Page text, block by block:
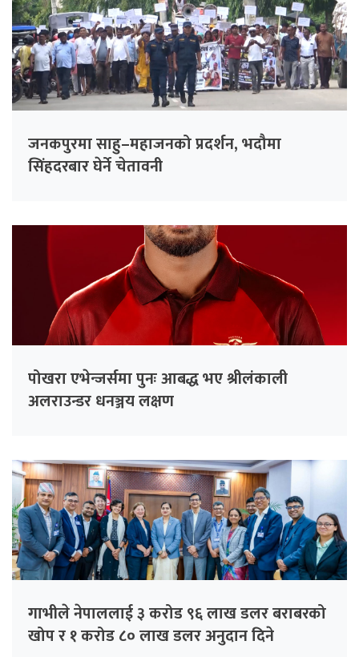
जनकपुरमा साहु–महाजनको प्रदर्शन, भदौमा
सिंहदरबार घेर्ने चेतावनी
पोखरा एभेन्जर्समा पुनः आबद्ध भए श्रीलंकाली
अलराउन्डर धनञ्जय लक्षण
गाभीले नेपाललाई ३ करोड ९६ लाख डलर बराबरको
खोप र १ करोड ८० लाख डलर अनुदान दिने